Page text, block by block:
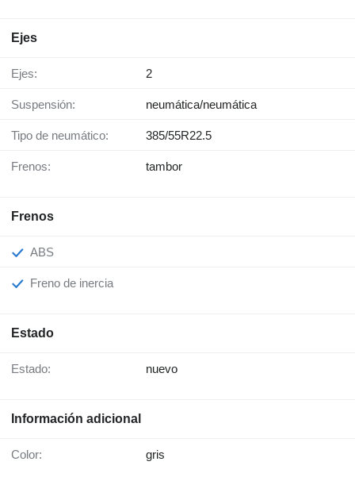
Ejes
Ejes: 2
Suspensión: neumática/neumática
Tipo de neumático: 385/55R22.5
Frenos: tambor
Frenos
ABS
Freno de inercia
Estado
Estado: nuevo
Información adicional
Color: gris